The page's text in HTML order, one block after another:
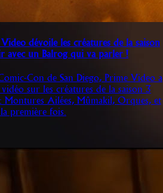
dévoile les créatures de la saison
avec un Balrog qui va parler !
Con de San Diego, Prime Video a
sur les créatures de la saison 3
Montures Ailées, Mûmakil, Orques, et
première fois.